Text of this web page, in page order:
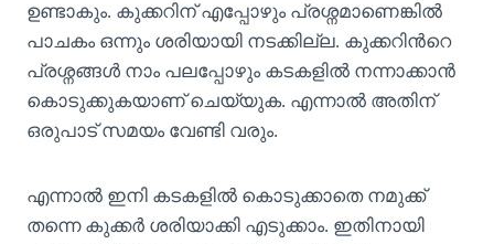
ഉണ്ടാകും. കുക്കറിന് എപ്പോഴും പ്രശ്നമാണെങ്കിൽ
പാചകം ഒന്നും ശരിയായി നടക്കില്ല. കുക്കറിൻറെ
പ്രശ്നങ്ങൾ നാം പലപ്പോഴും കടകളിൽ നന്നാക്കാൻ
കൊടുക്കുകയാണ് ചെയ്യുക. എന്നാൽ അതിന്
ഒരുപാട് സമയം വേണ്ടി വരും.
എന്നാൽ ഇനി കടകളിൽ കൊടുക്കാതെ നമുക്ക്
തന്നെ കുക്കർ ശരിയാക്കി എടുക്കാം. ഇതിനായി